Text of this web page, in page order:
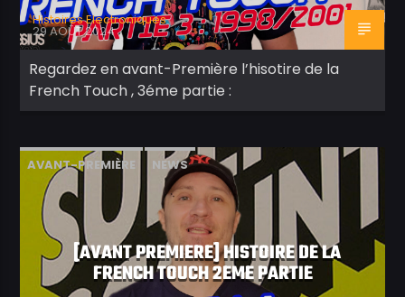
Histoires Electroniques
29 AOÛT 2024
Regardez en avant-Première l’hisotire de la
French Touch , 3éme partie :
AVANT-PREMIÈRE NEWS
[AVANT PREMIERE] HISTOIRE DE LA
FRENCH TOUCH 2EME PARTIE